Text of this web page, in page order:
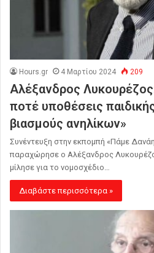
Hours.gr 4 Μαρτίου 2024 209
Αλέξανδρος
ποτέ υποθέσεις
βιασμούς ανηλίκων»
Συνέντευξη στην εκπομπή «Πάμε
παραχώρησε ο Αλέξανδρος
μίλησε για το νομοσχέδιο…
Διαβάστε περισσότερα »